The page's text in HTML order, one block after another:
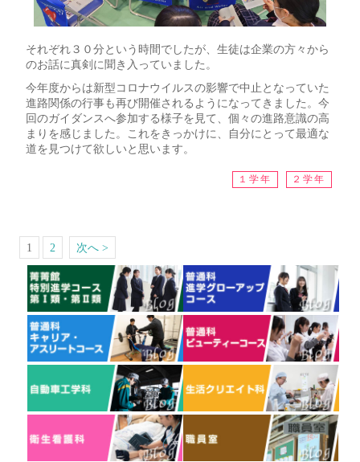
それぞれ３０分という時間でしたが、生徒は企業の方々から
のお話に真剣に聞き入っていました。
今年度からは新型コロナウイルスの影響で中止となっていた
進路関係の行事も再び開催されるようになってきました。今
回のガイダンスへ参加する様子を見て、個々の進路意識の高
まりを感じました。これをきっかけに、自分にとって最適な
道を見つけて欲しいと思います。
１学年 ２学年
1 2 次へ >